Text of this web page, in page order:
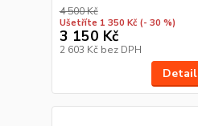
4 500 Kč
Ušetříte 1 350 Kč (- 30 %)
3 150 Kč
2 603 Kč bez DPH
Detail